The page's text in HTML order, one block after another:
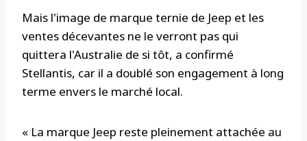
Mais l'image de marque ternie de Jeep et les
ventes décevantes ne le verront pas qui
quittera l'Australie de si tôt, a confirmé
Stellantis, car il a doublé son engagement à long
terme envers le marché local.
« La marque Jeep reste pleinement attachée au